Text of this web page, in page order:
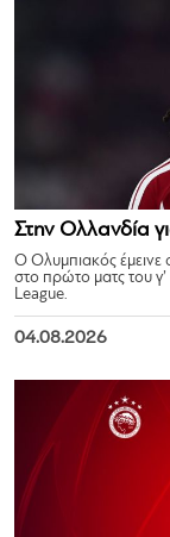
Στην Ολλανδία
Ο Ολυμπιακός έμεινε
στο πρώτο ματς του
League.
04.08.2026